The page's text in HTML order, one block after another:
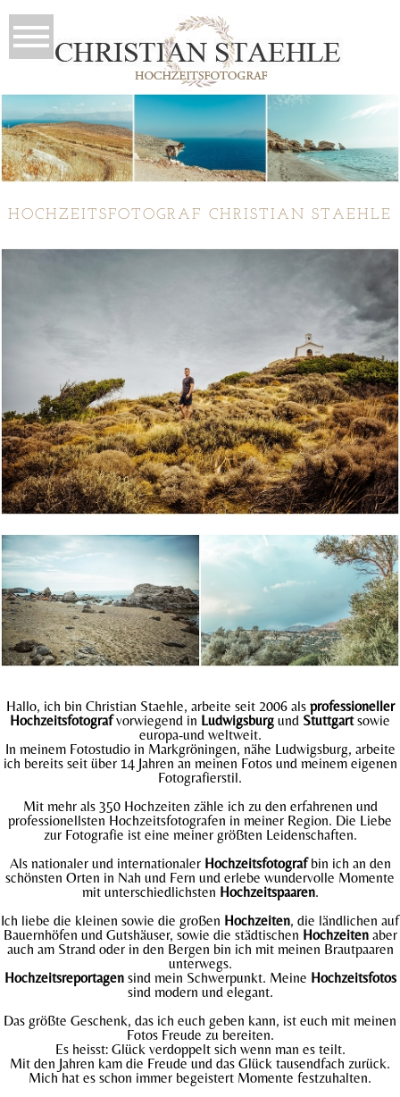
HOCHZEITSFOTOGRAF CHRISTIAN STAEHLE
Hallo, ich bin Christian Staehle, arbeite seit 2006 als professioneller
Hochzeitsfotografvorwiegend in Ludwigsburg und Stuttgartsowie
europa-und weltweit.
In meinem Fotostudio in Markgröningen, nähe Ludwigsburg, arbeite
ich bereits seit über 14 Jahren an meinen Fotos und meinem eigenen
Fotografierstil.
Mit mehr als 350 Hochzeiten zähle ich zu den erfahrenen und
professionellsten Hochzeitsfotografen in meiner Region. Die Liebe
zur Fotografie ist eine meiner größten Leidenschaften.
Als nationaler und internationaler Hochzeitsfotografbin ich an den
schönsten Orten in Nah und Fern und erlebe wundervolle Momente
mit unterschiedlichsten Hochzeitspaaren.
Ich liebe die kleinen sowie die großen Hochzeiten, die ländlichen auf
Bauernhöfen und Gutshäuser, sowie die städtischen Hochzeitenaber
auch am Strand oder in den Bergen bin ich mit meinen Brautpaaren
unterwegs.
Hochzeitsreportagensind mein Schwerpunkt. Meine Hochzeitsfotos
sind modern und elegant.
Das größte Geschenk, das ich euch geben kann, ist euch mit meinen
Fotos Freude zu bereiten.
Es heisst: Glück verdoppelt sich wenn man es teilt.
Mit den Jahren kam die Freude und das Glück tausendfach zurück.
Mich hat es schon immer begeistert Momente festzuhalten.